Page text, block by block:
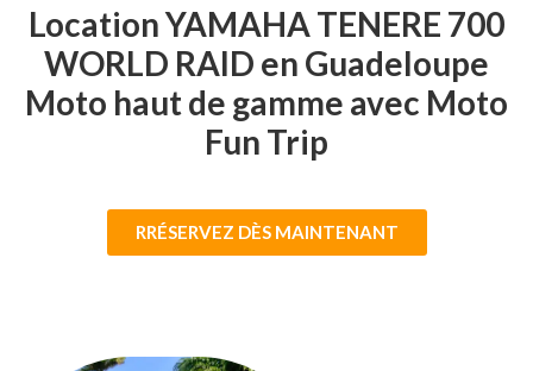
Location YAMAHA TENERE 700
WORLD RAID en Guadeloupe
Moto haut de gamme avec Moto
Fun Trip
RRÉSERVEZ DÈS MAINTENANT